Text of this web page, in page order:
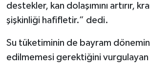
destekler, kan dolaşımını artırır,
şişkinliği hafifletir.” dedi.
Su tüketiminin de bayram
edilmemesi gerektiğini vurgulayan